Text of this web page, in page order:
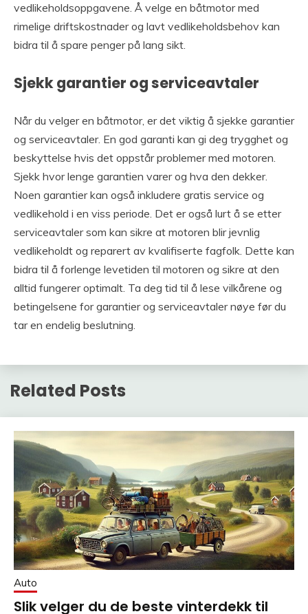
vedlikeholdsoppgavene. Å velge en båtmotor med
rimelige driftskostnader og lavt vedlikeholdsbehov kan
bidra til å spare penger på lang sikt.
Sjekk garantier og serviceavtaler
Når du velger en båtmotor, er det viktig å sjekke garantier
og serviceavtaler. En god garanti kan gi deg trygghet og
beskyttelse hvis det oppstår problemer med motoren.
Sjekk hvor lenge garantien varer og hva den dekker.
Noen garantier kan også inkludere gratis service og
vedlikehold i en viss periode. Det er også lurt å se etter
serviceavtaler som kan sikre at motoren blir jevnlig
vedlikeholdt og reparert av kvalifiserte fagfolk. Dette kan
bidra til å forlenge levetiden til motoren og sikre at den
alltid fungerer optimalt. Ta deg tid til å lese vilkårene og
betingelsene for garantier og serviceavtaler nøye før du
tar en endelig beslutning.
Related Posts
Auto
Slik velger du de beste vinterdekk til